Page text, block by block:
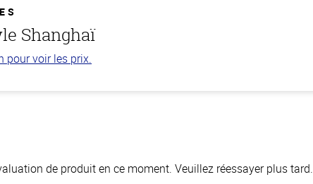
Shanghaï
pour voir les prix.
de produit en ce moment. Veuillez réessayer plus tard.